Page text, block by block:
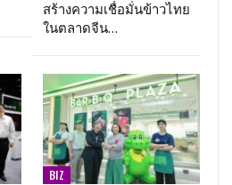
สร้างความเชื่อมั่นข้าวไทย
ในตลาดจีน…
BIZ